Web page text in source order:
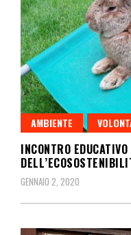
AMBIENTE
INCONTRO
GENNAIO 2, 2020